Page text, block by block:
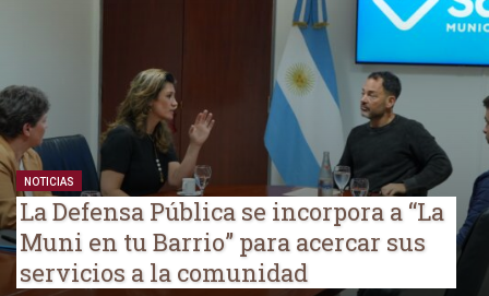
NOTICIAS
La Defensa Pública se incorpora a “La
Muni en tu Barrio” para acercar sus
servicios a la comunidad